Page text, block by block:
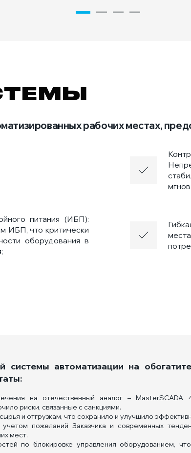
рабочих местах,
питания (ИБП):
ИБП, что критически
оборудования в
системы автоматизации на
на отечественный аналог – MasterSCADA
риски, связанные с санкциями.
и отгрузкам, что сохранило и улучшило
пожеланий Заказчика и современных
мест.
по блокировке управления оборудованием,